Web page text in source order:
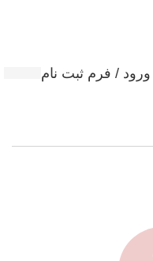
ورود / فرم ثبت نام